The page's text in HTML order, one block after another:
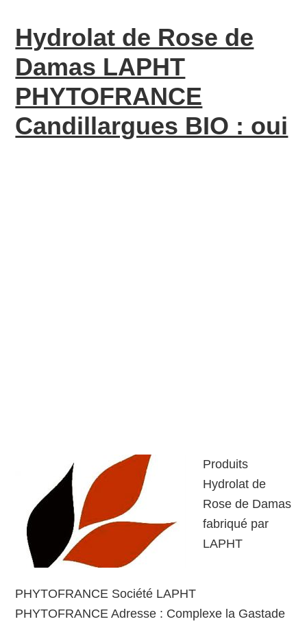
Hydrolat de Rose de
Damas LAPHT
PHYTOFRANCE
Candillargues BIO : oui
Produits
Hydrolat de
Rose de Damas
fabriqué par
LAPHT
PHYTOFRANCE Société LAPHT
PHYTOFRANCE Adresse : Complexe la Gastade